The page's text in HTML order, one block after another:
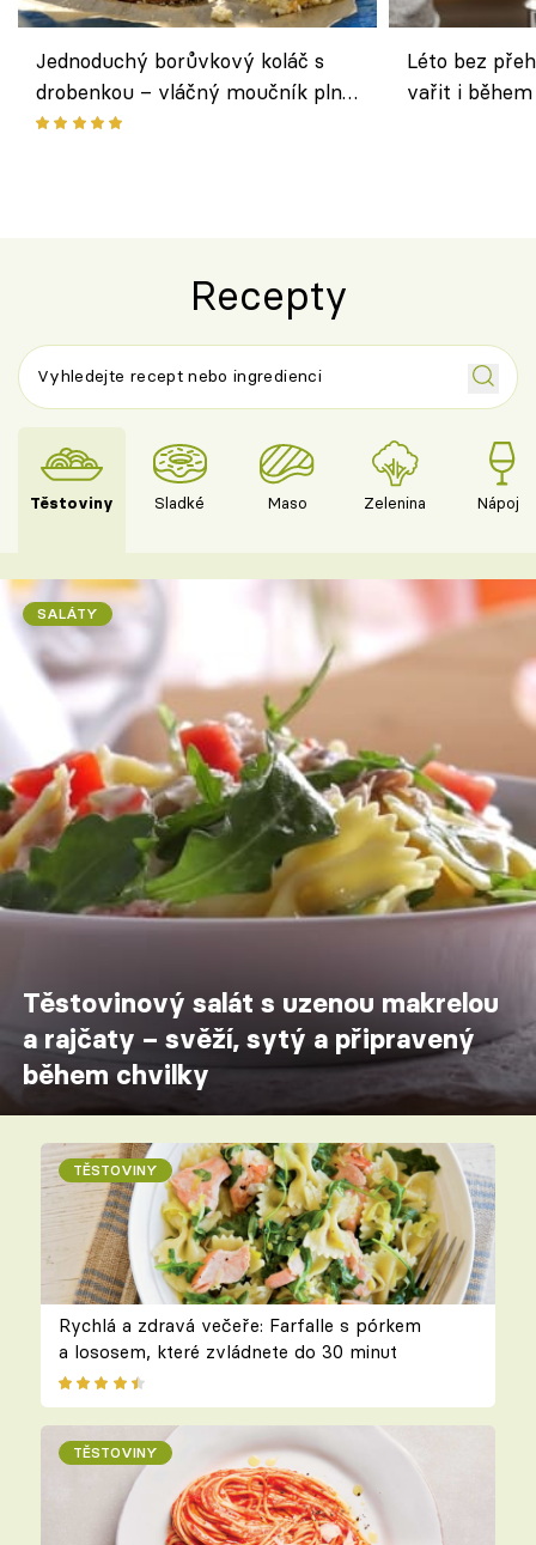
Jednoduchý borůvkový koláč s
drobenkou – vláčný moučník plný
ovoce
Léto bez
vařit i
Recepty
Těstoviny Sladké Maso Zelenina Nápoje
SALÁTY
Těstovinový salát s uzenou makrelou
a rajčaty – svěží, sytý a připravený
během chvilky
TĚSTOVINY
Rychlá a zdravá večeře: Farfalle s pórkem
a lososem, které zvládnete do 30 minut
TĚSTOVINY